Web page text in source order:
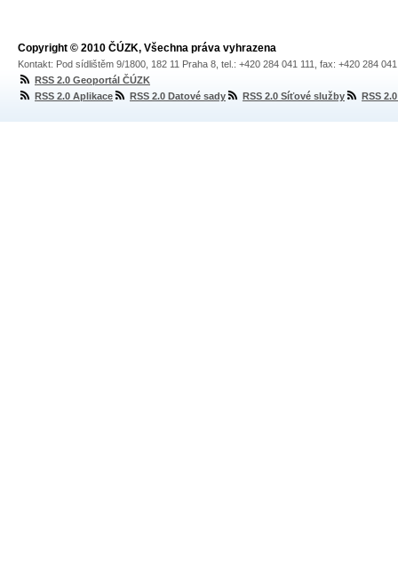
Copyright © 2010 ČÚZK, Všechna práva vyhrazena
Kontakt: Pod sídlištěm 9/1800, 182 11 Praha 8, tel.: +420 284 041 111, fax: +420 284
RSS 2.0 Geoportál ČÚZK
RSS 2.0 Aplikace
RSS 2.0 Datové sady RSS 2.0 Síťové služby RSS